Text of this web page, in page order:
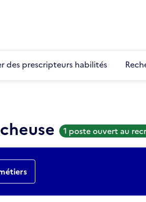
des prescripteurs habilités
1 poste ouvert au